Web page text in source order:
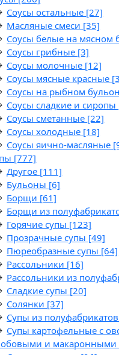
Соусы остальные [27]
Масляные смеси [35]
Соусы белые на мясном
Соусы грибные [3]
Соусы молочные [12]
Соусы мясные красные
Соусы на рыбном
Соусы сладкие и сиропы
Соусы сметанные [22]
Соусы холодные [18]
Соусы яично-масляные
[777]
Другое [111]
Бульоны [6]
Борщи [61]
Борщи из
Горячие супы [123]
Прозрачные супы [49]
Пюреобразные супы [64]
Рассольники [16]
Рассольники из
Сладкие супы [20]
Солянки [37]
Супы из полуфабрикатов
Супы картофельные с
и макаронными